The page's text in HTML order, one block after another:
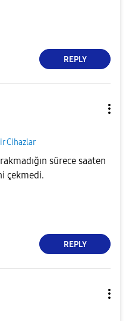
REPLY
Cihazlar
sürece saaten
çekmedi.
REPLY